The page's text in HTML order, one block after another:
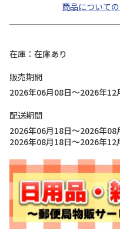
商品について
在庫
在庫あり
販売期間
2026年06月08日～2026年12
配送期間
2026年06月18日～2026年08
2026年08月18日～2026年12